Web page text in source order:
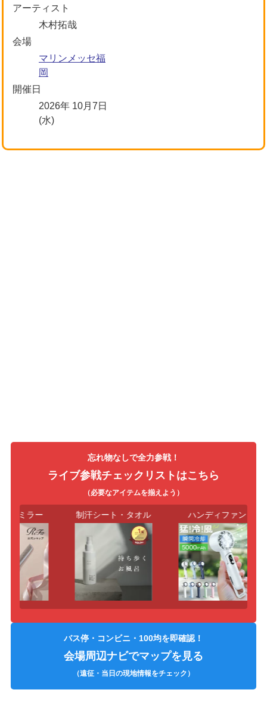
アーティスト
木村拓哉
会場
マリンメッセ福
岡
開催日
2026年 10月7日
(水)
忘れ物なしで全力参戦！
ライブ参戦チェックリストはこちら
（必要なアイテムを揃えよう）
ミラー 制汗シート・タオル ハンディファン
バス停・コンビニ・100均を即確認！
会場周辺ナビでマップを見る
（遠征・当日の現地情報をチェック）